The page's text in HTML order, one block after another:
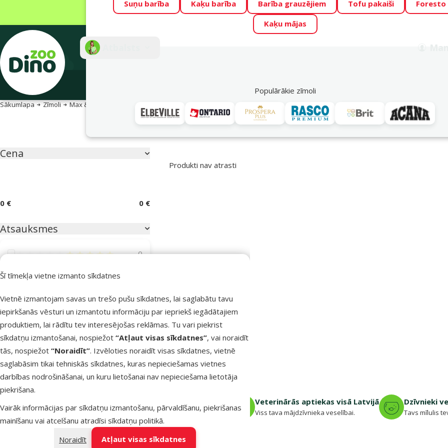
Visu mēnesi Dino Zoo piedāvā lieliskas cenas mīluļu TOP barībām! 🍖 →
Fotokonkurss “GADA ŪSAIŅI”! Varbūt tieši Tavs mīlulis būs 2027. gada
Šī tīmekļa vietne izmanto sīkdatnes
Vietnē izmantojam savas un trešo pušu sīkdatnes, lai saglabātu tavu
iepirkšanās vēsturi un izmantotu informāciju par iepriekš iegādātajiem
produktiem, lai rādītu tev interesējošas reklāmas. Tu vari piekrist
sīkdatņu izmantošanai, nospiežot “Atļaut visas sīkdatnes”, vai noraidīt
tās, nospiežot “Noraidīt”. Izvēloties noraidīt visas sīkdatnes, vietnē
saglabāsim tikai tehniskās sīkdatnes, kuras nepieciešamas vietnes
darbības nodrošināšanai, un kuru lietošanai nav nepieciešama lietotāja
piekrišana.
Vairāk informācijas par sīkdatņu izmantošanu, pārvaldīšanu, piekrišanas
mainīšanu vai atcelšanu atradīsi sīkdatņu politikā.
Noraidīt
Atļaut visas sīkdatnes
Suņu barība Kaķu barība Barība grauzējiem Tofu pakaiši
Foresto
Kaķu mājas
Populārākie zīmoli
Akciju piedāvājumi
Sākumlapa Zīmoli Max & Molly
Max & Molly
Parametriskais filtrs
Cena
0 € 0 €
Atsauksmes
Atsauksmes 100%
0
Atsauksmes 80%
Atsauksmes 40%
Atsauksmes 20%
0
Atlasītie filtri
Zīmola produkti Max & Molly
Produkti nav atrasti
Mūsu speciālisti vienmēr gatavi palīdzēt.
Veterinārās aptiekas visā Latvijā
Viss tava mājdzīvnieka veselībai.
Dzīvnieki
Tavs mīlulis